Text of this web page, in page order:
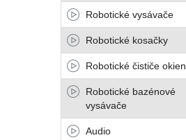
Robotické vysávače
Robotické kosačky
Robotické čističe okien
Robotické bazénové
vysávače
Audio